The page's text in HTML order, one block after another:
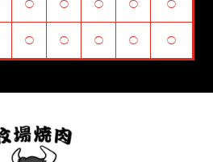
◯ ◯ ◯ ◯ ◯
◯ ◯ ◯ ◯ ◯